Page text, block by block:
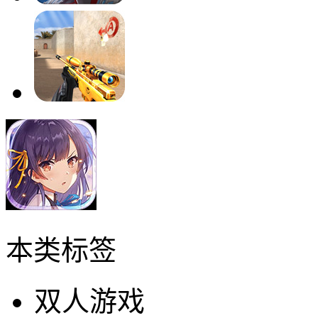
本类标签
双人游戏